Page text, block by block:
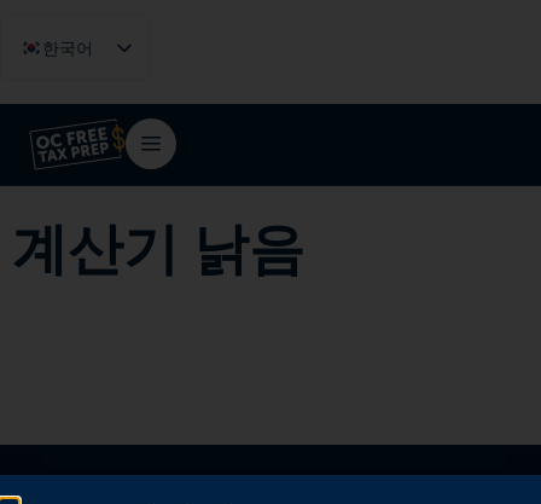
한국어
Español
Tiếng Việt
简体中文
계산기 낡음